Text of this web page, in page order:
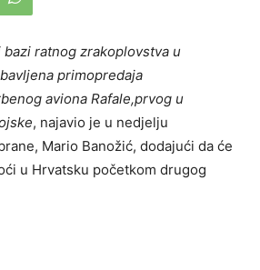
bazi ratnog zrakoplovstva u
primopredaja
aviona Rafale,prvog u
, najavio je u nedjelju
Mario Banožić, dodajući da će
u Hrvatsku početkom drugog